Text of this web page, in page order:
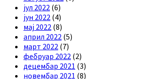
јул 2022 (6)
јун 2022 (4)
мај 2022 (8)
април 2022 (5)
март 2022 (7)
фебруар 2022 (2)
децембар 2021 (3)
новембар 2021 (8)